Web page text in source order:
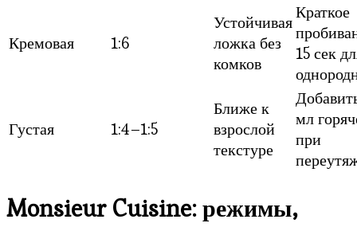
Кремовая 1:6
Устойчивая
ложка без
комков
Краткое
15 сек
Густая 1:4–1:5
Ближе к
взрослой
текстуре
мл
при
Monsieur Cuisine: режимы,